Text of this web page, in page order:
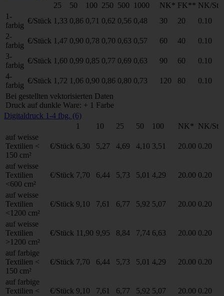
25
50 100 250 500 1000 NK* FK** NK/St
1-
farbig
€/Stück 1,33 0,86 0,71 0,62 0,56 0,48 30 20
0.10
2-
farbig
€/Stück 1,47 0,90 0,78 0,70 0,63 0,57 60 40
0.10
3-
farbig
€/Stück 1,60 0,99 0,85 0,77 0,69 0,63 90 60
0.10
4-
farbig
€/Stück 1,72 1,06 0,90 0,86 0,80 0,73 120 80
0.10
Bei gestellten vektorisierten Daten
Druck auf dunkle Ware: + 1 Farbe
Digitaldruck 1-4 fbg. (6)
1
10 25 50 100 NK* NK/St
auf weisse
Textilien <
150 cm²
€/Stück 6,30 5,27 4,69 4,10 3,51 20.00 0.20
auf weisse
Textilien
<600 cm²
€/Stück 7,70 6,44 5,73 5,01 4,29 20.00 0.20
auf weisse
Textilien
<1200 cm²
€/Stück 9,10 7,61 6,77 5,92 5,07 20.00 0.20
auf weisse
Textilien
>1200 cm²
€/Stück 11,90 9,95 8,84 7,74 6,63 20.00 0.20
auf farbige
Textilien <
150 cm²
€/Stück 7,70 6,44 5,73 5,01 4,29 20.00 0.20
auf farbige
Textilien <
€/Stück 9,10 7,61 6,77 5,92 5,07 20.00 0.20